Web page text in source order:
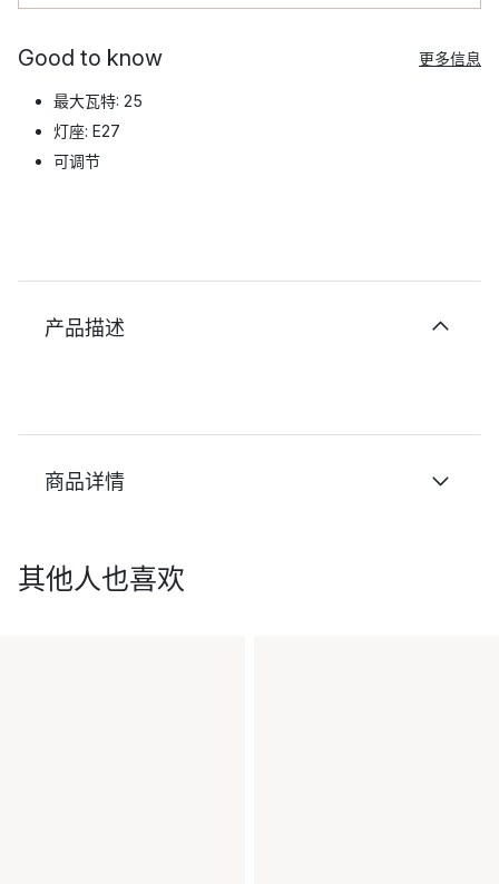
Good to know 更多信息
最大瓦特: 25
灯座: E27
可调节
产品描述
商品详情
其他人也喜欢